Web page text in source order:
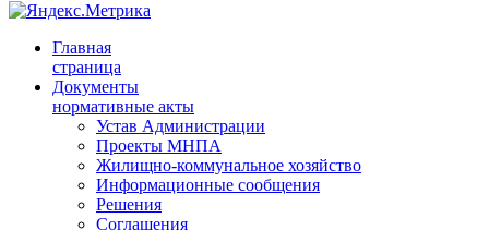
Главная
страница
Документы
нормативные акты
Устав Администрации
Проекты МНПА
Жилищно-коммунальное хозяйство
Информационные сообщения
Решения
Соглашения